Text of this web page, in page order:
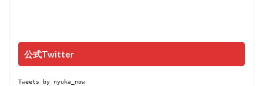
公式Twitter
Tweets by nyuka_now